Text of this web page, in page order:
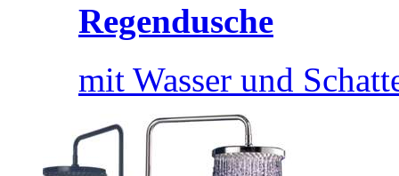
Regendusche
mit Wasser und